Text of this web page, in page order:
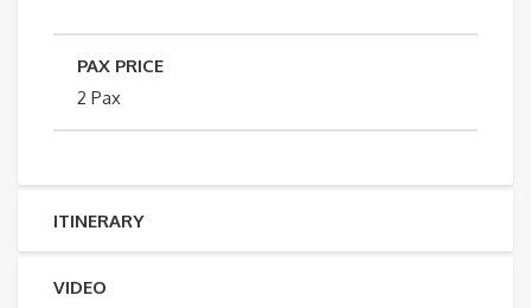
PAX PRICE
2 Pax
ITINERARY
VIDEO